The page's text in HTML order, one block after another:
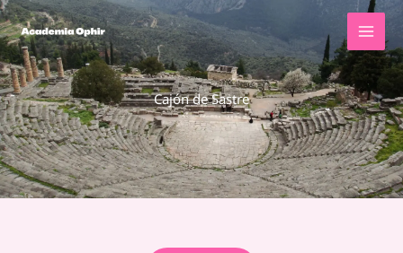
Ir
al
contenido
Cajón de Sastre